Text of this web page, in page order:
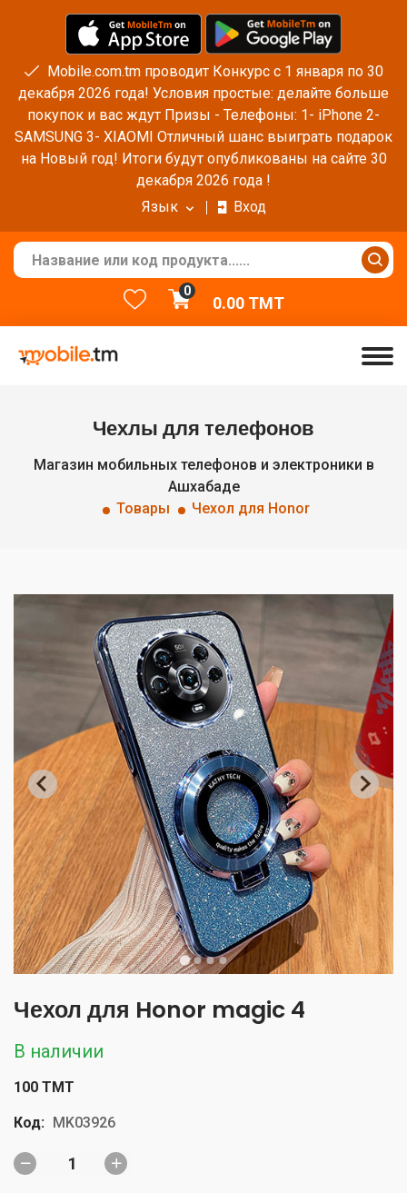
Mobile.com.tm проводит Конкурс с 1 января по 30
декабря 2026 года! Условия простые: делайте больше
покупок и вас ждут Призы - Телефоны: 1- iPhone 2-
SAMSUNG 3- XIAOMI Отличный шанс выиграть подарок
на Новый год! Итоги будут опубликованы на сайте 30
декабря 2026 года !
Язык
Вход
0
0.00TMT
Чехлы для телефонов
Магазин мобильных телефонов и электроники в
Ашхабаде
Товары
Чехол для Honor
Чехол для Honor magic 4
В наличии
100 TMT
Код: MK03926